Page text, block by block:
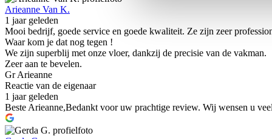
Arieanne Van K.
1 jaar geleden
Mooi bedrijf, goede service en goede kwaliteit. Ze zijn zeer
Waar kom je dat nog tegen !
We zijn superblij met onze vloer, dankzij de precisie van de vakman.
Zeer aan te bevelen.
Gr Arieanne
Reactie van de eigenaar
1 jaar geleden
Beste Arieanne,Bedankt voor uw prachtige review. Wij wensen u